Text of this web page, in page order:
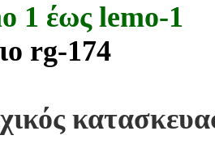
1 έως lemo-1
rg-174